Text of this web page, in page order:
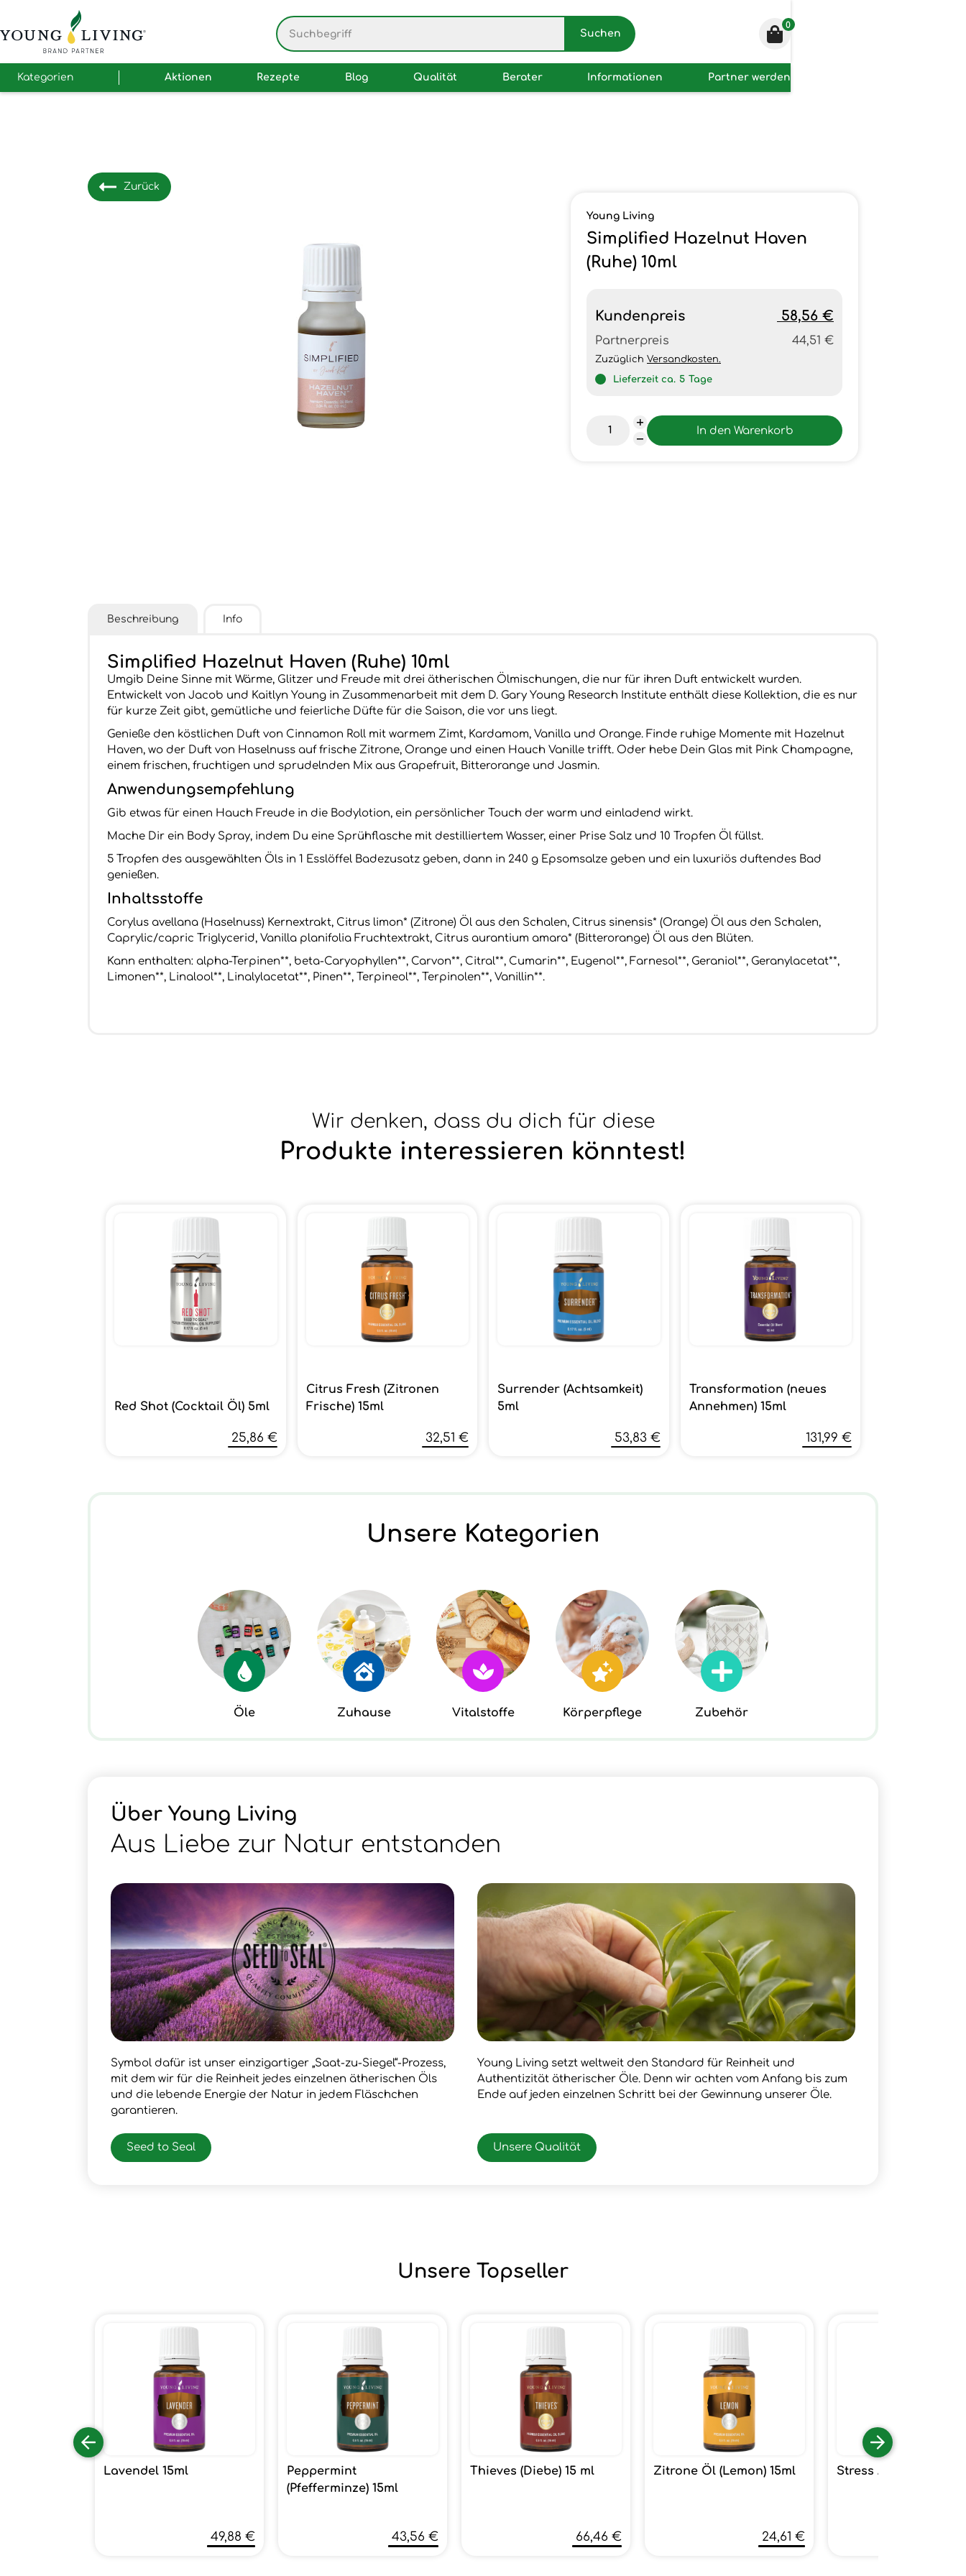
0
Kategorien Aktionen Rezepte Blog Qualität Berater Informationen Partner werden
Young Living
Simplified Hazelnut Haven
(Ruhe) 10ml
Kundenpreis 58,56 €
Partnerpreis 44,51 €
Zuzüglich Versandkosten.
Lieferzeit ca. 5 Tage
Zurück
Beschreibung Info
Simplified Hazelnut Haven (Ruhe) 10ml
Umgib Deine Sinne mit Wärme, Glitzer und Freude mit drei ätherischen Ölmischungen, die nur für ihren Duft entwickelt wurden.
Entwickelt von Jacob und Kaitlyn Young in Zusammenarbeit mit dem D. Gary Young Research Institute enthält diese Kollektion, die es nur
für kurze Zeit gibt, gemütliche und feierliche Düfte für die Saison, die vor uns liegt.
Genieße den köstlichen Duft von Cinnamon Roll mit warmem Zimt, Kardamom, Vanilla und Orange. Finde ruhige Momente mit Hazelnut
Haven, wo der Duft von Haselnuss auf frische Zitrone, Orange und einen Hauch Vanille trifft. Oder hebe Dein Glas mit Pink Champagne,
einem frischen, fruchtigen und sprudelnden Mix aus Grapefruit, Bitterorange und Jasmin.
Anwendungsempfehlung
Gib etwas für einen Hauch Freude in die Bodylotion, ein persönlicher Touch der warm und einladend wirkt.
Mache Dir ein Body Spray, indem Du eine Sprühflasche mit destilliertem Wasser, einer Prise Salz und 10 Tropfen Öl füllst.
5 Tropfen des ausgewählten Öls in 1 Esslöffel Badezusatz geben, dann in 240 g Epsomsalze geben und ein luxuriös duftendes Bad
genießen.
Inhaltsstoffe
Corylus avellana (Haselnuss) Kernextrakt, Citrus limon* (Zitrone) Öl aus den Schalen, Citrus sinensis* (Orange) Öl aus den Schalen,
Caprylic/capric Triglycerid, Vanilla planifolia Fruchtextrakt, Citrus aurantium amara* (Bitterorange) Öl aus den Blüten.
Kann enthalten: alpha-Terpinen**, beta-Caryophyllen**, Carvon**, Citral**, Cumarin**, Eugenol**, Farnesol**, Geraniol**, Geranylacetat**,
Limonen**, Linalool**, Linalylacetat**, Pinen**, Terpineol**, Terpinolen**, Vanillin**.
Wir denken, dass du dich für diese
Produkte interessieren könntest!
Red Shot (Cocktail Öl) 5ml
25,86 €
Citrus Fresh (Zitronen
Frische) 15ml
32,51 €
Surrender (Achtsamkeit)
5ml
53,83 €
Transformation (neues
Annehmen) 15ml
131,99 €
Unsere Kategorien
Öle Zuhause Vitalstoffe Körperpflege Zubehör
Über Young Living
Aus Liebe zur Natur entstanden
Symbol dafür ist unser einzigartiger „Saat-zu-Siegel“-Prozess,
mit dem wir für die Reinheit jedes einzelnen ätherischen Öls
und die lebende Energie der Natur in jedem Fläschchen
garantieren.
Seed to Seal
Young Living setzt weltweit den Standard für Reinheit und
Authentizität ätherischer Öle. Denn wir achten vom Anfang bis zum
Ende auf jeden einzelnen Schritt bei der Gewinnung unserer Öle.
Unsere Qualität
Unsere Topseller
Lavendel 15ml
49,88 €
Peppermint
(Pfefferminze) 15ml
43,56 €
Thieves (Diebe) 15 ml
66,46 €
Zitrone Öl (Lemon) 15ml
24,61 €
Stress Away 15ml